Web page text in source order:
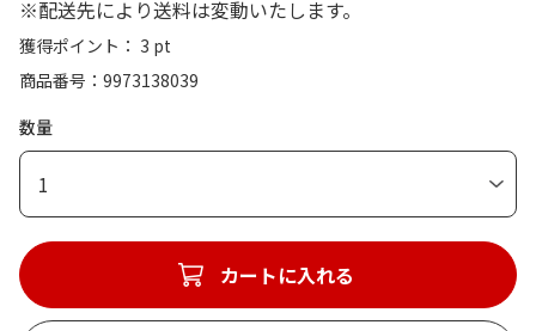
※配送先により送料は変動いたします。
獲得ポイント： 3 pt
商品番号
9973138039
数量
1
カートに入れる